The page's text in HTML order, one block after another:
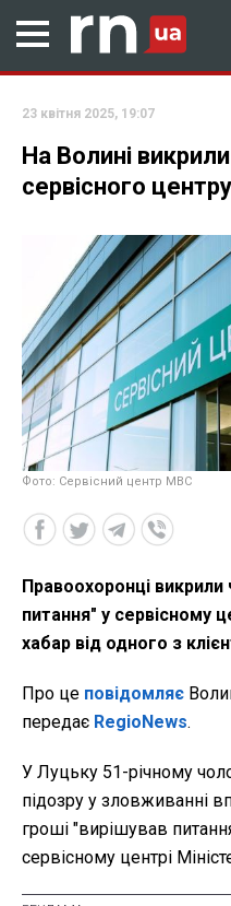
23 квітня 2025, 19:07
На Волині
сервісного
Фото: Сервісний центр МВС
Правоохоронці викрили
питання" у сервісному
хабар від одного з
Про це повідомляє
передає RegioNews.
У Луцьку 51-річному
підозру у зловживанні
гроші "вирішував
сервісному центрі